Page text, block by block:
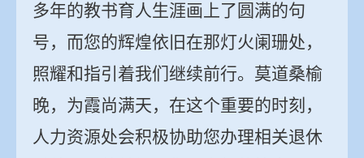
多年的教书育人生涯画上了圆满的句
号，而您的辉煌依旧在那灯火阑珊处，
照耀和指引着我们继续前行。莫道桑榆
晚，为霞尚满天，在这个重要的时刻，
人力资源处会积极协助您办理相关退休